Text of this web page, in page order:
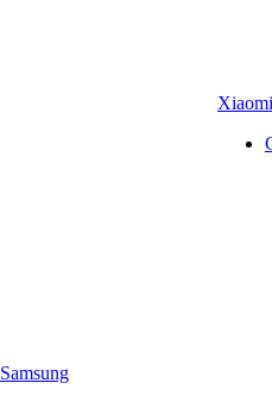
Samsung
Xiaomi